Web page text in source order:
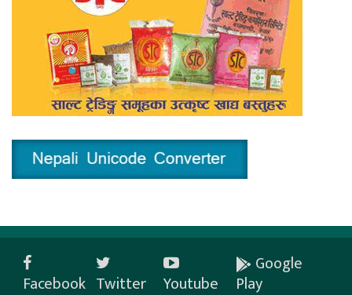
Facebook Twitter Youtube
Google
Play